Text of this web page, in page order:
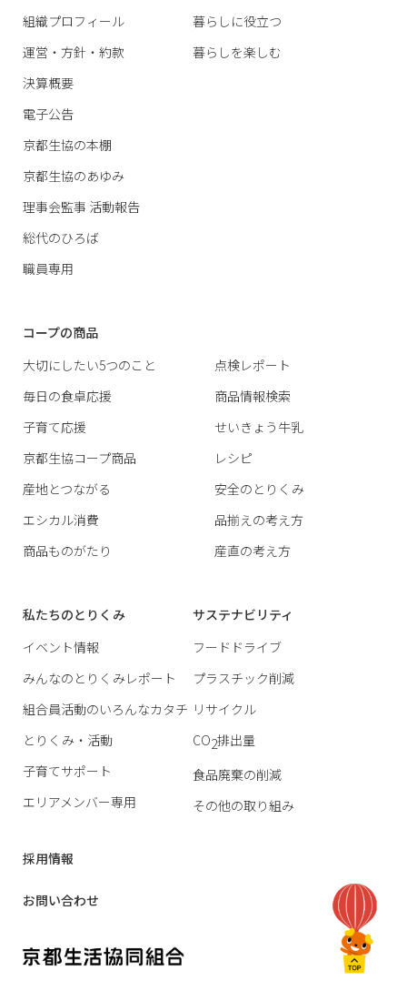
組織プロフィール
運営・方針・約款
決算概要
電子公告
京都生協の本棚
京都生協のあゆみ
理事会監事 活動報告
総代のひろば
職員専用
暮らしに役立つ
暮らしを楽しむ
コープの商品
大切にしたい5つのこと
毎日の食卓応援
子育て応援
京都生協コープ商品
産地とつながる
エシカル消費
商品ものがたり
点検レポート
商品情報検索
せいきょう牛乳
レシピ
安全のとりくみ
品揃えの考え方
産直の考え方
私たちのとりくみ
イベント情報
みんなのとりくみレポート
組合員活動のいろんなカタチ
とりくみ・活動
子育てサポート
エリアメンバー専用
サステナビリティ
フードドライブ
プラスチック削減
リサイクル
CO2排出量
食品廃棄の削減
その他の取り組み
採用情報
お問い合わせ